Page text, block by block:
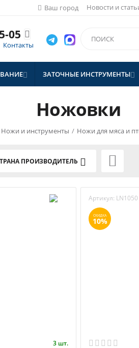
Новости и
Ваш город
05 
Контакты
 ЗАТОЧНЫЕ ИНСТРУМЕНТЫ
Ножовки
Ножи и инструменты / Ножи для мяса и
ПРОИЗВОДИТЕЛЬ 
3 шт.
Артикул: LN1050
СКИДКА
10%